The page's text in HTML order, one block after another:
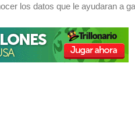
los datos que le ayudaran a